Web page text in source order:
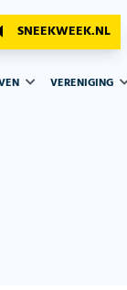
SNEEKWEEK.NL
VERENIGING